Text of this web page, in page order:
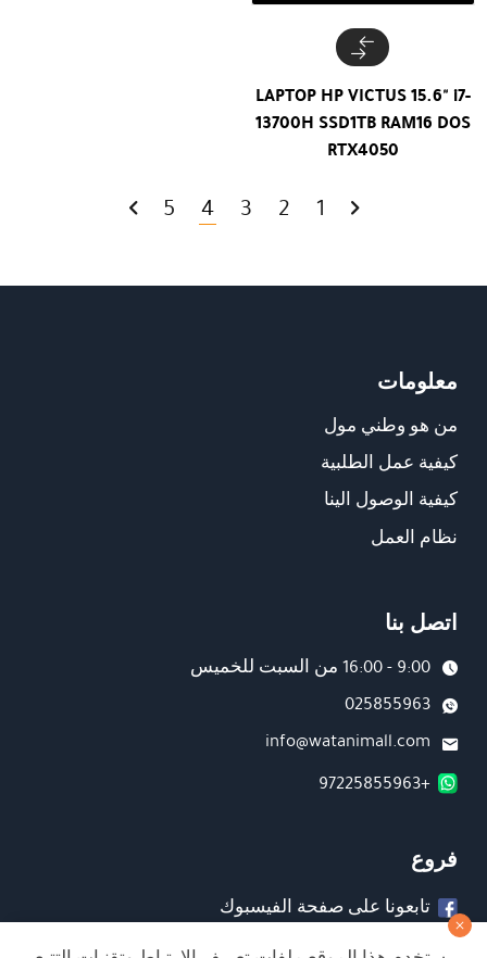
LAPTOP HP VICTUS 15.6" i7-
13700H SSD1TB RAM16 DOS
RTX4050
1
2
3
4
5
معلومات
من هو وطني مول
كيفية عمل الطلبية
كيفية الوصول الينا
نظام العمل
اتصل بنا
9:00 - 16:00 من السبت للخميس
025855963
info@watanimall.com
+97225855963
فروع
تابعونا على صفحة الفيسبوك